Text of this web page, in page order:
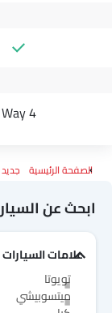
4 Way
الصفحة الرئيسية
ابحث عن
علامات
تويوتا
ميتسوبيشي